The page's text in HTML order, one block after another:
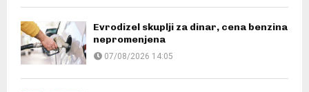
Evrodizel skuplji za dinar, cena benzina
nepromenjena
07/08/2026 14:05